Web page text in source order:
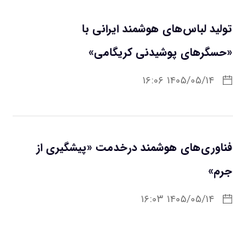
تولید لباس‌های هوشمند ایرانی با
«حسگرهای پوشیدنی کریگامی»
۱۴۰۵/۰۵/۱۴ ۱۶:۰۶
فناوری‌های هوشمند درخدمت «پیشگیری از
جرم»
۱۴۰۵/۰۵/۱۴ ۱۶:۰۳